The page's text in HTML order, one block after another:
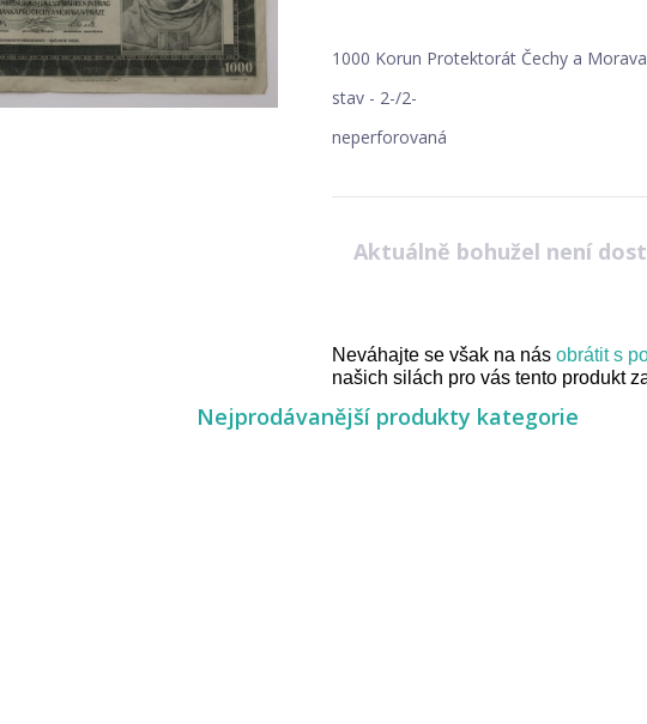
1000 Korun Protektorát Čechy a
stav - 2-/2-
neperforovaná
Aktuálně bohužel není
Neváhajte se však na nás obrátit s
našich silách pro vás tento produkt
Nejprodávanější produkty kategorie